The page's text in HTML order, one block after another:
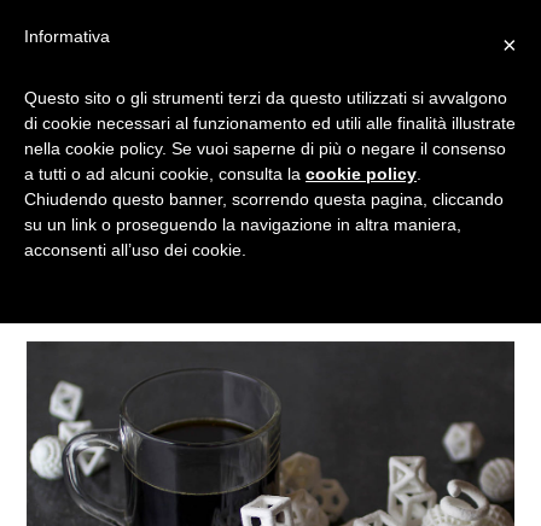
LABORATORIO
Tagged
×
Informativa
Questo sito o gli strumenti terzi da questo utilizzati si avvalgono
di cookie necessari al funzionamento ed utili alle finalità illustrate
nella cookie policy. Se vuoi saperne di più o negare il consenso
a tutti o ad alcuni cookie, consulta la cookie policy
Chiudendo questo banner, scorrendo questa pagina, cliccando
su un link o proseguendo la navigazione in altra maniera,
acconsenti all’uso dei cookie.